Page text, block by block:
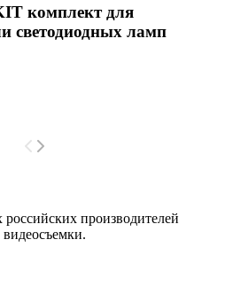
комплект для
светодиодных ламп
производителей